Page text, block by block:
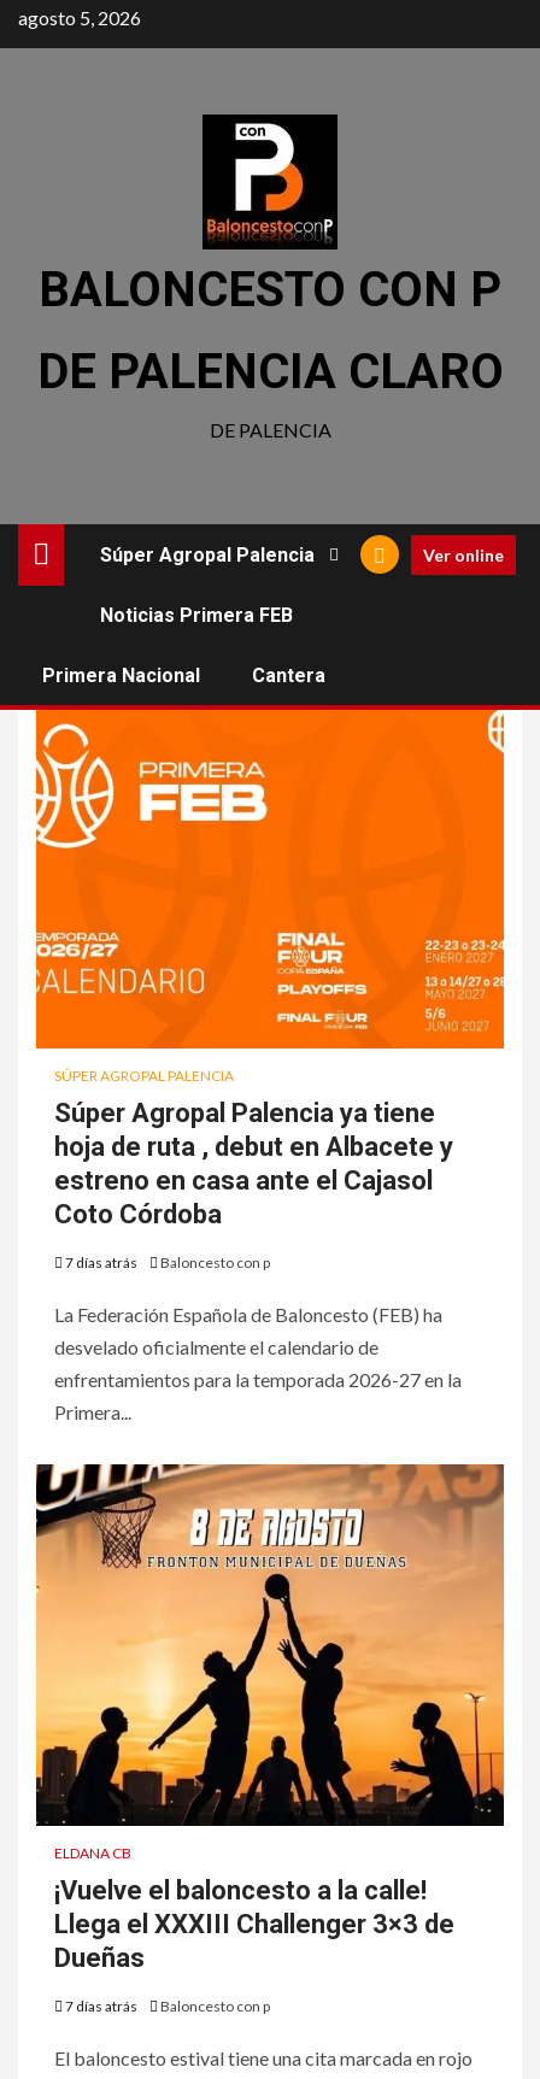
agosto 5, 2026
BALONCESTO CON P
DE PALENCIA CLARO
DE PALENCIA
Súper Agropal Palencia
Noticias Primera FEB
Primera Nacional Cantera
Ver online
SÚPER AGROPAL PALENCIA
Súper Agropal Palencia ya tiene
hoja de ruta , debut en Albacete y
estreno en casa ante el Cajasol
Coto Córdoba
7 días atrás Baloncesto con p
La Federación Española de Baloncesto (FEB) ha
desvelado oficialmente el calendario de
enfrentamientos para la temporada 2026-27 en la
Primera...
ELDANA CB
¡Vuelve el baloncesto a la calle!
Llega el XXXIII Challenger 3×3 de
Dueñas
7 días atrás Baloncesto con p
El baloncesto estival tiene una cita marcada en rojo